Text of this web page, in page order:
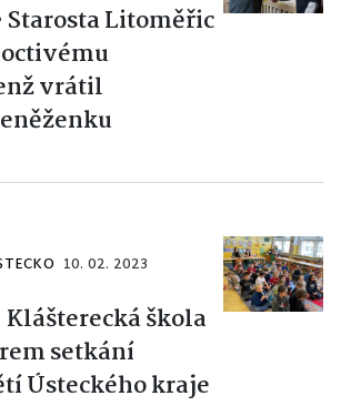
Starosta Litoměřic
vrátil
10. 02. 2023
Klášterecká škola
setkání
Ústeckého kraje